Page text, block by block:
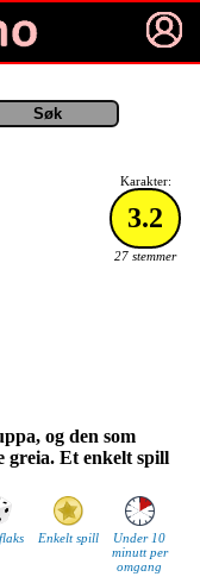
Karakter:
3.2
27 stemmer
og den som
greia. Et enkelt spill
Under 10
minutt per
omgang
Enkelt spill